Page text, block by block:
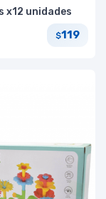
x12 unidades
$119